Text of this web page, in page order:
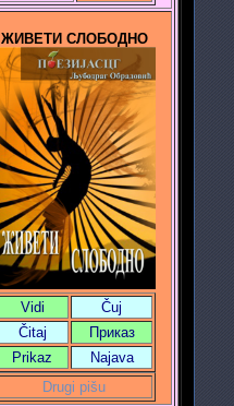
ЖИВЕТИ СЛОБОДНО
Vidi
Čuj
Čitaj
Приказ
Prikaz
Najava
Drugi pišu